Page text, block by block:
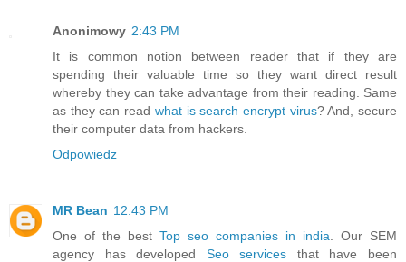
Anonimowy 2:43 PM
It is common notion between reader that if they are
spending their valuable time so they want direct result
whereby they can take advantage from their reading. Same
as they can read what is search encrypt virus? And, secure
their computer data from hackers.
Odpowiedz
MR Bean 12:43 PM
One of the best Top seo companies in india . Our SEM
agency has developed Seo services that have been